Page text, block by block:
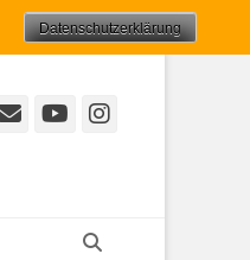
E-
YouTube
Datenschutzerklärung